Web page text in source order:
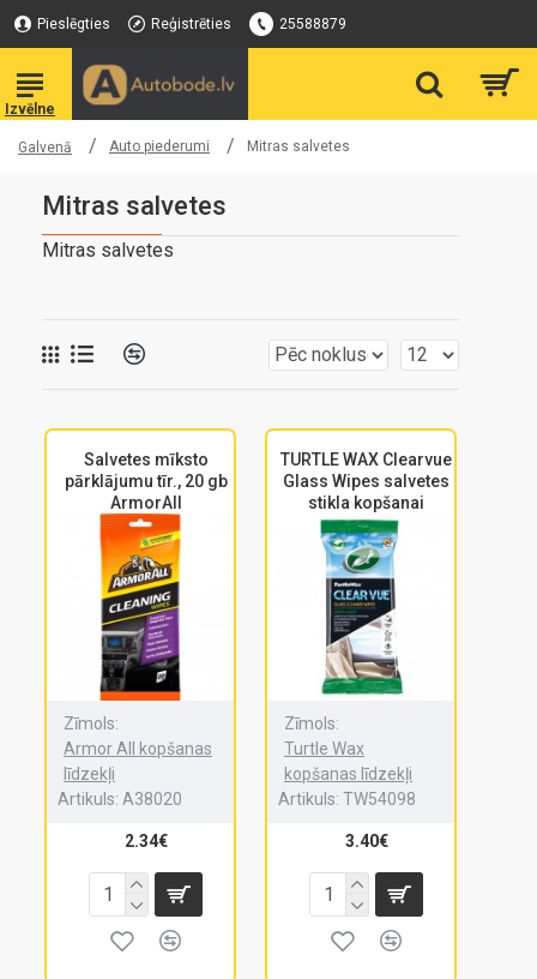
Pieslēgties Reģistrēties 25588879
Galvenā Auto piederumi Mitras salvetes
Mitras salvetes
Mitras salvetes
Salvetes mīksto
pārklājumu tīr., 20 gb
ArmorAll
Zīmols:
Armor All kopšanas
līdzekļi
Artikuls: A38020
2.34€
TURTLE WAX Clearvue
Glass Wipes salvetes
stikla kopšanai
Zīmols:
Turtle Wax
kopšanas līdzekļi
Artikuls: TW54098
3.40€